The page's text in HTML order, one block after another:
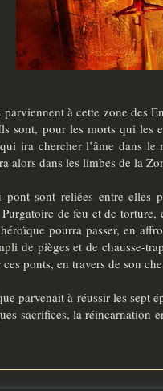
parviennent à cette zone des
sont, pour les morts qui les
ira chercher l’âme dans
alors dans les limbes de la
pont sont reliées entre elles
de feu et de
pourra passer, en
de pièges et de chausse-
ponts, en travers de son
parvenait à réussir les
sacrifices, la réincarnation